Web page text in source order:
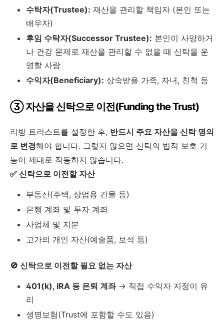
수탁자(Trustee): 재산을 관리할 책임자 (본인 또는
배우자)
후임 수탁자(Successor Trustee): 본인이 사망하거
나 건강 문제로 재산을 관리할 수 없을 때 신탁을 운
영할 사람
수익자(Beneficiary): 상속받을 가족, 자녀, 친척 등
③ 자산을 신탁으로 이전(Funding the Trust)
리빙 트러스트를 설정한 후, 반드시 주요 자산을 신탁 명의
로 변경해야 합니다. 그렇지 않으면 신탁의 법적 보호 기
능이 제대로 작동하지 않습니다.
✅ 신탁으로 이전할 자산
부동산(주택, 상업용 건물 등)
은행 계좌 및 투자 계좌
사업체 및 지분
고가의 개인 자산(예술품, 보석 등)
🚫 신탁으로 이전할 필요 없는 자산
401(k), IRA 등 은퇴 계좌→ 직접 수익자 지정이 유
리
생명보험(Trust에 포함할 수도 있음)